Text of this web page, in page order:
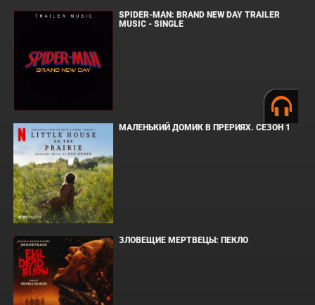
SPIDER-MAN: BRAND NEW DAY TRAILER
MUSIC - SINGLE
МАЛЕНЬКИЙ ДОМИК В ПРЕРИЯХ. СЕЗОН 1
ЗЛОВЕЩИЕ МЕРТВЕЦЫ: ПЕКЛО